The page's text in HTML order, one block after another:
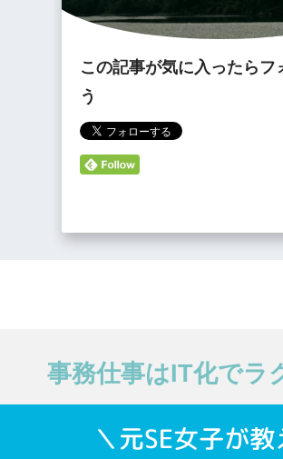
この記事が気に入ったらフ
う
事務仕事はIT化でラ